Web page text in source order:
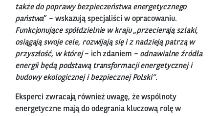
także do poprawy bezpieczeństwa energetycznego
państwa” – wskazują specjaliści w opracowaniu.
Funkcjonujące spółdzielnie w kraju „przecierają szlaki,
osiągają swoje cele, rozwijają się i z nadzieją patrzą w
przyszłość, w której– ich zdaniem – odnawialne źródła
energii będą podstawą transformacji energetycznej i
budowy ekologicznej i bezpiecznej Polski”.
Eksperci zwracają również uwagę, że wspólnoty
energetyczne mają do odegrania kluczową rolę w